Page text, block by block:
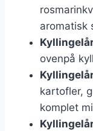
aromatisk
ovenpå
kartofler,
komplet